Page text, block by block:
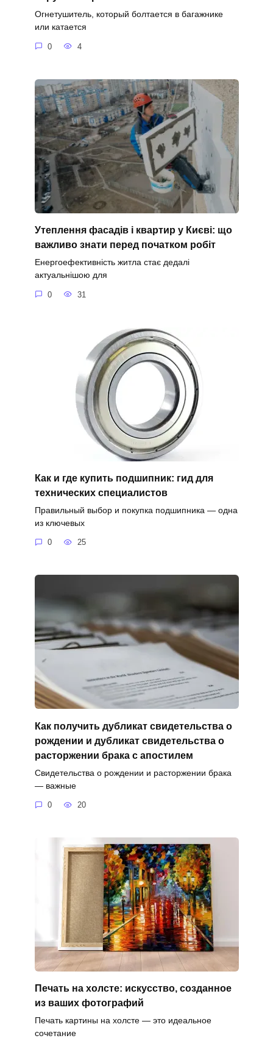
Огнетушитель, который болтается в багажнике
или катается
0 4
Утеплення фасадів і квартир у Києві: що
важливо знати перед початком робіт
Енергоефективність житла стає дедалі
актуальнішою для
0 31
Как и где купить подшипник: гид для
технических специалистов
Правильный выбор и покупка подшипника — одна
из ключевых
0 25
Как получить дубликат свидетельства о
рождении и дубликат свидетельства о
расторжении брака с апостилем
Свидетельства о рождении и расторжении брака
— важные
0 20
Печать на холсте: искусство, созданное
из ваших фотографий
Печать картины на холсте — это идеальное
сочетание